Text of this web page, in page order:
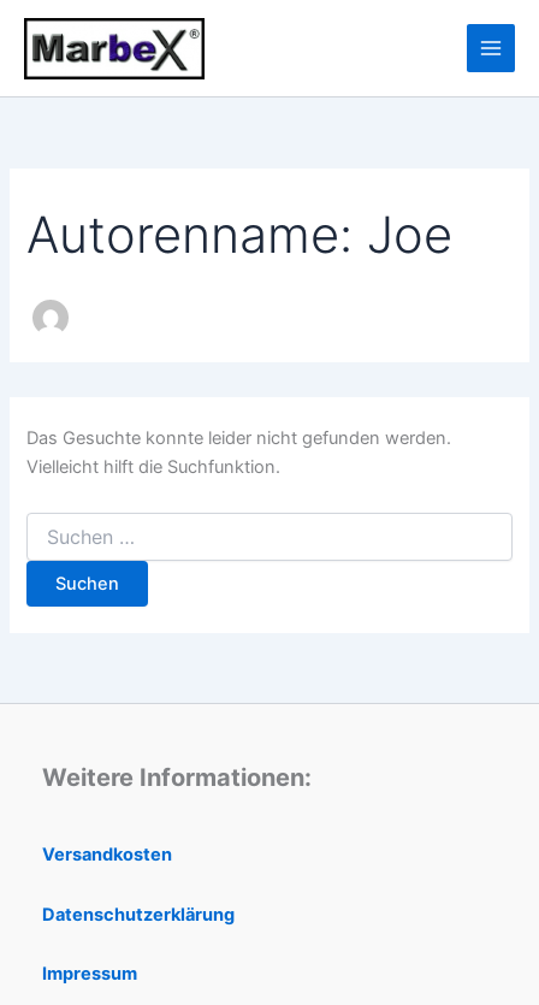
Zum
Inhalt
springen
Autorenname: Joe
Das Gesuchte konnte leider nicht gefunden werden.
Vielleicht hilft die Suchfunktion.
nach:
Weitere Informationen:
Versandkosten
Datenschutzerklärung
Impressum